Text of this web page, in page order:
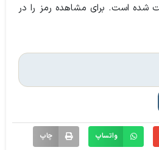
شده است. برای مشاهده رمز را در
واتساپ چاپ